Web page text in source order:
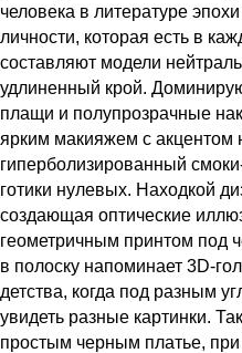
человека в литературе
личности, которая есть в
составляют модели
удлиненный крой.
плащи и полупрозрачные
ярким макияжем с акцентом
гиперболизированный
готики нулевых. Находкой
создающая оптические
геометричным принтом под
в полоску напоминает 3D-
детства, когда под разным
увидеть разные картинки.
простым черным платье,